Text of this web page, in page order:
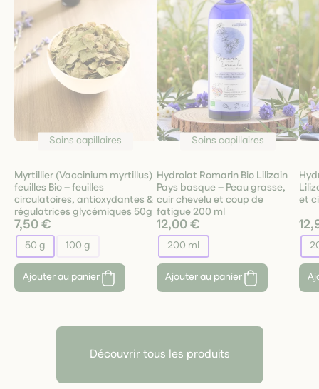
Soins capillaires
Myrtillier (Vaccinium myrtillus)
feuilles Bio – feuilles
circulatoires, antioxydantes &
régulatrices glycémiques 50g
7,50 €
50 g 100 g
Ajouter au panier
Soins capillaires
Hydrolat Romarin Bio Lilizain
Pays basque – Peau grasse,
cuir chevelu et coup de
fatigue 200 ml
12,00 €
200 ml
Ajouter au panier
et
Découvrir tous les produits